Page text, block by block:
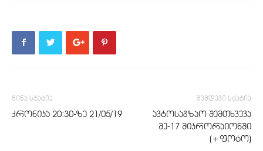
წინა სტატია
ქრონიკა 20:30-ზე 21/05/19
შემდეგი სტატია
ავტოსაგზაო შემთხვევა
მე-17 მიკრორაიონში
(+ფოტო)